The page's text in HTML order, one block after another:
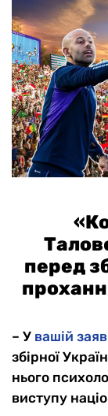
перед
– У вашій
збірної
нього
виступу